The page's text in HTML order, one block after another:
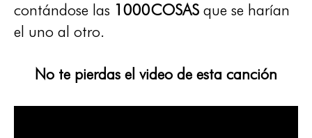
contándose las 1000COSAS que se harían
el uno al otro.
No te pierdas el video de esta canción